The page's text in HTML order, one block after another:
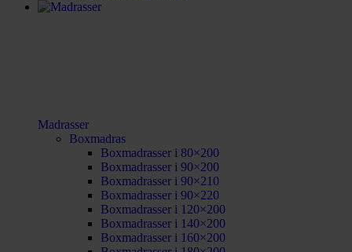
Madrasser
Boxmadras
Boxmadrasser i 80×200
Boxmadrasser i 90×200
Boxmadrasser i 90×210
Boxmadrasser i 90×220
Boxmadrasser i 120×200
Boxmadrasser i 140×200
Boxmadrasser i 160×200